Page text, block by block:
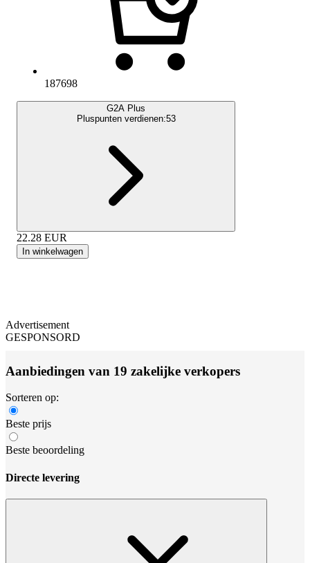
187698
G2A Plus
Pluspunten verdienen:53
22.28 EUR
In winkelwagen
Advertisement
GESPONSORD
Aanbiedingen van 19 zakelijke verkopers
Sorteren op:
Beste prijs
Beste beoordeling
Directe levering